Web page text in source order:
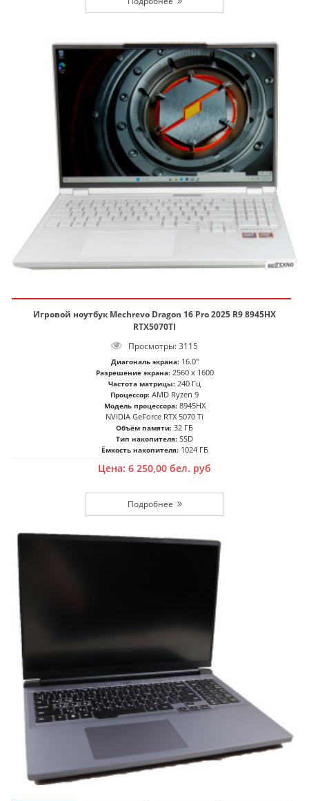
Игровой ноутбук Mechrevo Dragon 16 Pro 2025 R9 8945HX
RTX5070TI
Просмотры: 3115
Диагональ экрана: 16.0"
Разрешение экрана: 2560 x 1600
Частота матрицы: 240 Гц
Процессор: AMD Ryzen 9
Модель процессора: 8945HX
NVIDIA GeForce RTX 5070 Ti
Объём памяти: 32 ГБ
Тип накопителя: SSD
Ёмкость накопителя: 1024 ГБ
Цена: 6 250,00 бел. руб